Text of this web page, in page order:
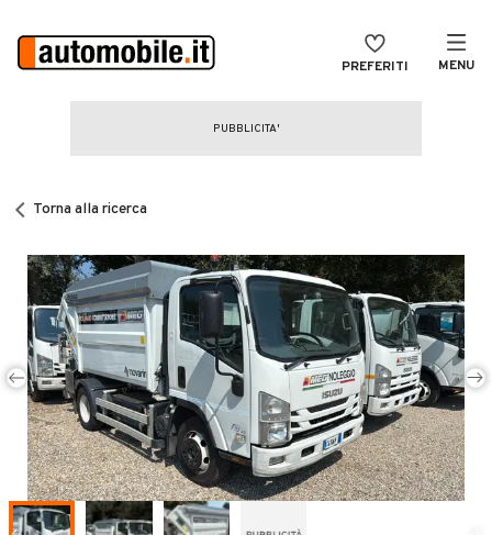
PREFERITI MENU
CERCA
Auto Nuove
Noleggio a lungo termine
Auto d'epoca
Moto
Camper
Veicoli Commerciali
Torna alla ricerca